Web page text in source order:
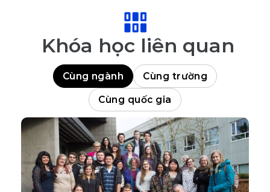
Khóa học liên quan
Cùng ngành Cùng trường
Cùng quốc gia